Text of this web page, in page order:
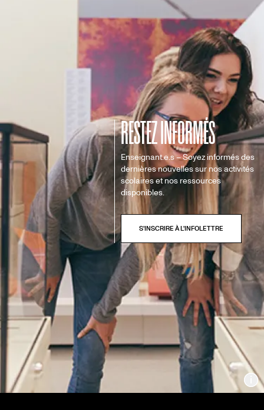
créativité et d’inclusivité. Réservez votre visite.
RESTEZ INFORMÉS
Enseignant.e.s – Soyez informés des
dernières nouvelles sur nos activités
scolaires et nos ressources
disponibles.